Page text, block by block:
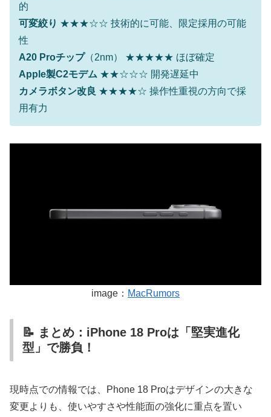
的
可変絞り ★★★☆☆ 技術的に可能、限定採用の可能
性
A20 Proチップ（2nm） ★★★★★ ほぼ確定
Apple製C2モデム ★★☆☆☆ 開発遅延中
カメラボタン改良 ★★★★☆ 操作性重視の方向で採
用有力
image： MacRumors
📝 まとめ：iPhone 18 Proは「堅実進化
型」で勝負！
現時点での情報では、Phone 18 Proはデザインの大きな
変更よりも、使いやすさや性能面の強化に重点を置い